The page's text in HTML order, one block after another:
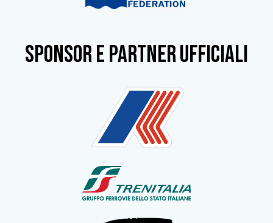
SPONSOR e partner ufficiali